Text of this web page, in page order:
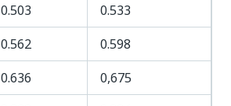
0.503
0.533
0.562
0.598
0.636
0,675